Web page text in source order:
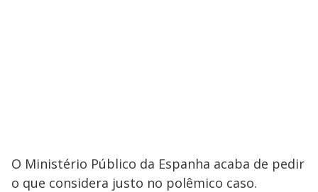
O Ministério Público da Espanha acaba de pedir
o que considera justo no polêmico caso.